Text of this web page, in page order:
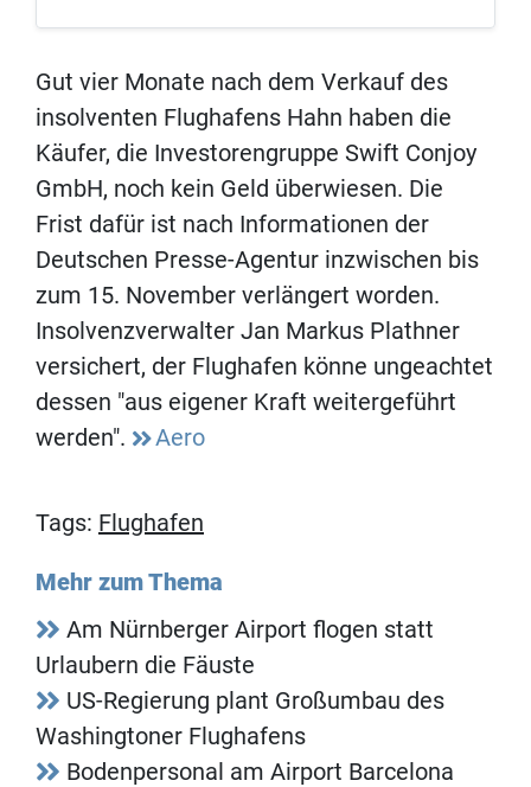
Gut vier Monate nach dem Verkauf des
insolventen Flughafens Hahn haben die
Käufer, die Investorengruppe Swift Conjoy
GmbH, noch kein Geld überwiesen. Die
Frist dafür ist nach Informationen der
Deutschen Presse-Agentur inzwischen bis
zum 15. November verlängert worden.
Insolvenzverwalter Jan Markus Plathner
versichert, der Flughafen könne ungeachtet
dessen "aus eigener Kraft weitergeführt
werden".
Aero
Tags: Flughafen
Mehr zum Thema
Am Nürnberger Airport flogen statt
Urlaubern die Fäuste
US-Regierung plant Großumbau des
Washingtoner Flughafens
Bodenpersonal am Airport Barcelona